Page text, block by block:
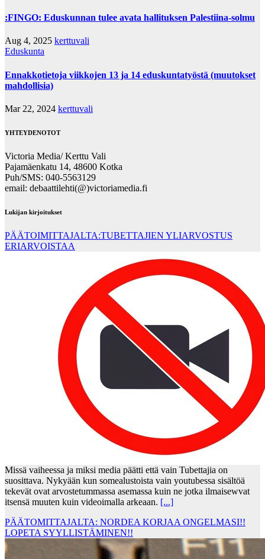
:FINGO: Eduskunnan tulee avata hallituksen Palestiina-solmu
Aug 4, 2025 kerttuvali
Eduskunta
Ennakkotietoja viikkojen 13 ja 14 eduskuntatyöstä (muutokset
mahdollisia)
Mar 22, 2024 kerttuvali
YHTEYDENOTOT
Victoria Media/ Kerttu Vali
Pajamäenkatu 14, 48600 Kotka
Puh/SMS: 040-5563129
email: debaattilehti(@)victoriamedia.fi
Lukijan kirjoitukset
PÄÄTOIMITTAJALTA:TUBETTAJIEN YLIARVOSTUS
ERIARVOISTAA
Missä vaiheessa ja miksi media päätti että vain Tubettajia on
suosittava. Nykyään kun somealustoista vain youtubessa sisältöä
tekevät ovat arvostetummassa asemassa kuin ne jotka ilmaisewvat
itsensä muuten kuin videoimalla arkeaan. [...]
PÄÄTOMITTAJALTA: NORDEA KORJAA ONGELMASI!!
LOPETA SYYLLISTÄMINEN!!